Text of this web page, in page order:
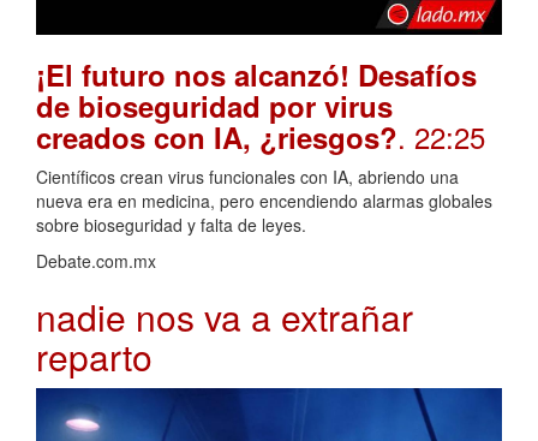
¡El futuro nos alcanzó! Desafíos
de bioseguridad por virus
creados con IA, ¿riesgos?. 22:25
Científicos crean virus funcionales con IA, abriendo una
nueva era en medicina, pero encendiendo alarmas globales
sobre bioseguridad y falta de leyes.
Debate.com.mx
nadie nos va a extrañar
reparto